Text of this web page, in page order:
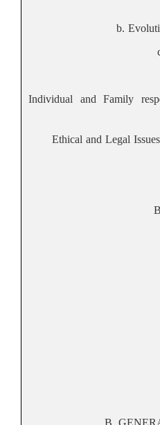
b.
2. Individual and Family